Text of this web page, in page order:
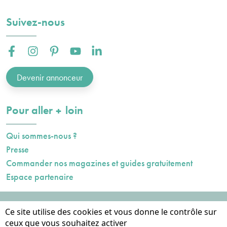
Suivez-nous
Facebook :Instagram :Pinterest :Youtube :Linkedin :
Devenir annonceur
Pour aller plusloin
Qui sommes-nous ?
Presse
Commander nos magazines et guides gratuitement
Espace partenaire
Données personnelles
Ce site utilise des cookies et vous donne le contrôle sur
ceux que vous souhaitez activer